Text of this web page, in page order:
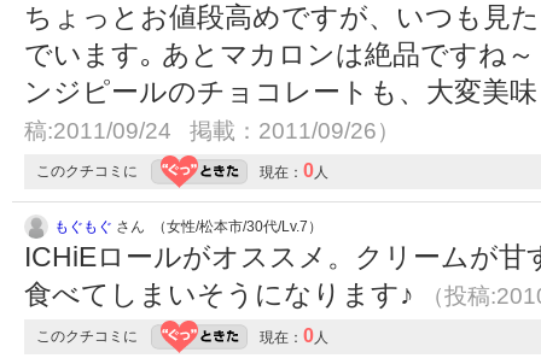
ちょっとお値段高めですが、いつも見
でいます｡ あとマカロンは絶品ですね
ンジピールのチョコレートも、大変美
稿:2011/09/24 掲載：2011/09/26）
このクチコミに 現在： 0人
もぐもぐ さん （女性/松本市/30代/Lv.7）
ICHiEロールがオススメ。クリームが
食べてしまいそうになります♪
（投稿
このクチコミに 現在： 0人